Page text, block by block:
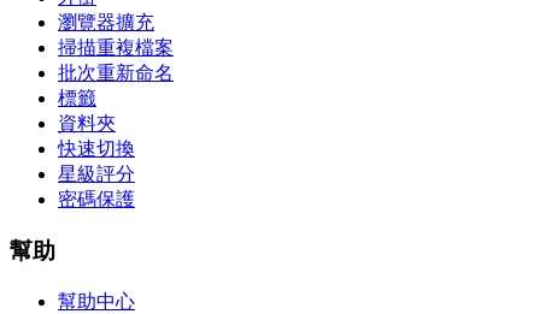
瀏覽器擴充
掃描重複檔案
批次重新命名
標籤
資料夾
快速切換
星級評分
密碼保護
幫助
幫助中心